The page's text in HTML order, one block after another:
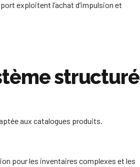
exploitent l’achat d’impulsion et
structuré
aux catalogues produits.
pour les inventaires complexes et les